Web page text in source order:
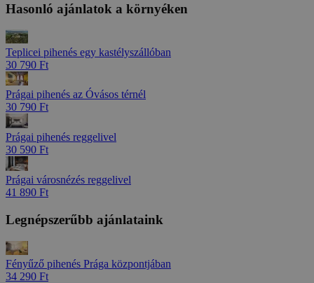
Hasonló ajánlatok a környéken
Teplicei pihenés egy kastélyszállóban
30 790 Ft
Prágai pihenés az Óvásos térnél
30 790 Ft
Prágai pihenés reggelivel
30 590 Ft
Prágai városnézés reggelivel
41 890 Ft
Legnépszerűbb ajánlataink
Fényűző pihenés Prága központjában
34 290 Ft